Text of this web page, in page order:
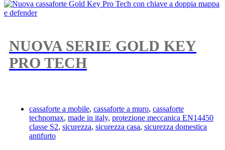
NUOVA SERIE GOLD KEY
PRO TECH
cassaforte a mobile, cassaforte a muro, cassaforte
technomax, made in italy, protezione meccanica EN14450
classe S2, sicurezza, sicurezza casa, sicurezza domestica
antifurto